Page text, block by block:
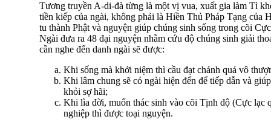
Tương truyền A-di-đà từng là một vị vua, xuất gia làm Tì
tiền kiếp của ngài, không phải là Hiền Thủ Pháp Tạng của
tu thành Phật và nguyện giúp chúng sinh sống trong cõi
Ngài đưa ra 48 đại nguyện nhằm cứu độ chúng sinh giải
cần nghe đến danh ngài sẽ được:
Khi sống mà khởi niệm thì cầu đạt chánh quả vô
Khi lâm chung sẽ có ngài hiện đến để tiếp dẫn và
khỏi sợ hãi;
Khi lìa đời, muốn thác sinh vào cõi Tịnh độ (Cực lạc
nghiệp thì được toại nguyện.